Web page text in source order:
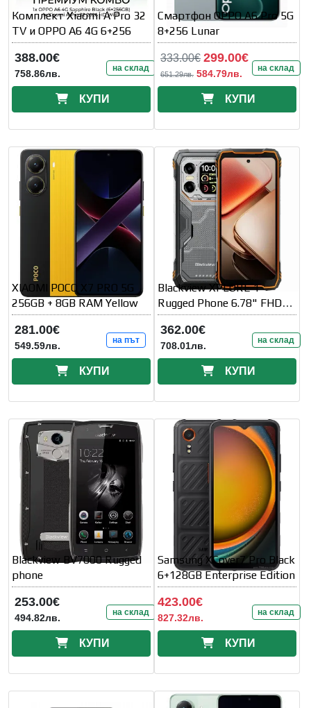
Комплект Xiaomi A Pro 32
TV и OPPO A6 4G 6+256
388.00€
758.86лв. на склад
КУПИ
Смартфон OPPO A6 Pro 5G
8+256 Lunar
333.00€ 299.00€
651.29лв. 584.79лв. на склад
КУПИ
XIAOMI POCO X7 PRO 5G
256GB + 8GB RAM Yellow
281.00€
549.59лв. на път
КУПИ
Blackview XPLORE 1
Rugged Phone 6.78" FHD+ +
2.01" Secondary
362.00€
708.01лв. на склад
КУПИ
Blackview BV7000 Rugged
phone
253.00€
494.82лв. на склад
КУПИ
Samsung XCover7 Pro Black
6+128GB Enterprise Edition
423.00€
827.32лв. на склад
КУПИ